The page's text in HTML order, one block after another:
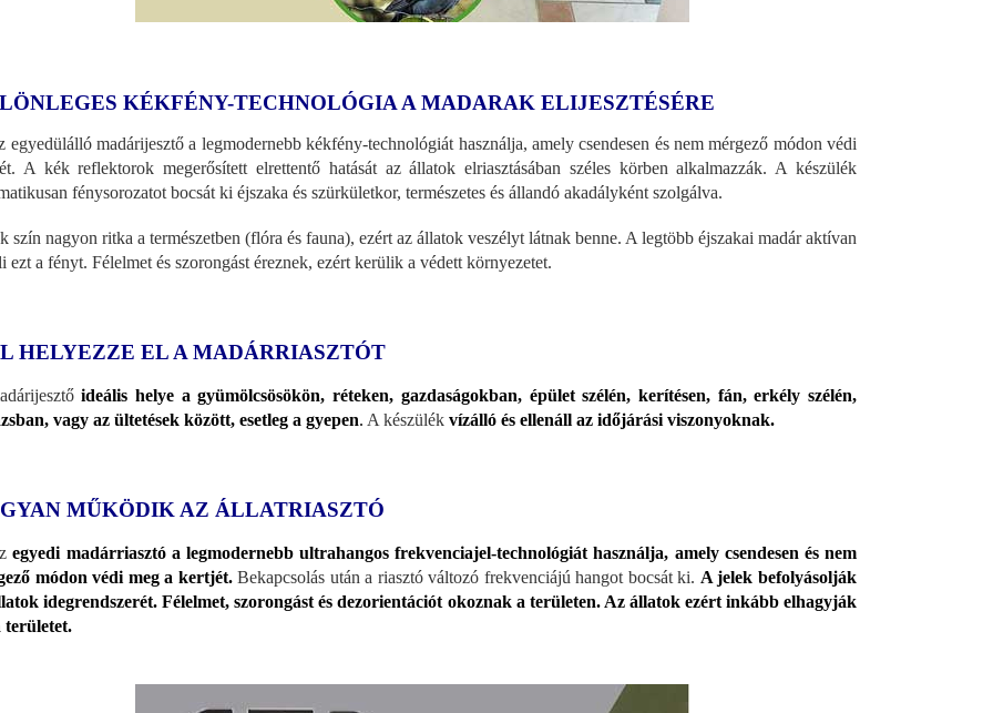
KÉKFÉNY-TECHNOLÓGIA A MADARAK ELIJESZTÉSÉRE
egyedülálló madárijesztő a legmodernebb kékfény-technológiát használja, amely csendesen és nem mérgező módon védi
A kék reflektorok megerősített elrettentő hatását az állatok elriasztásában széles körben alkalmazzák. A készülék
fénysorozatot bocsát ki éjszaka és szürkületkor, természetes és állandó akadályként szolgálva.
szín nagyon ritka a természetben (flóra és fauna), ezért az állatok veszélyt látnak benne. A legtöbb éjszakai madár aktívan
ezt a fényt. Félelmet és szorongást éreznek, ezért kerülik a védett környezetet.
HELYEZZE EL A MADÁRRIASZTÓT
ideális helye a gyümölcsösökön, réteken, gazdaságokban, épület szélén, kerítésen, fán, erkély szélén,
vagy az ültetések között, esetleg a gyepen. A készülék vízálló és ellenáll az időjárási viszonyoknak.
MŰKÖDIK AZ ÁLLATRIASZTÓ
egyedi madárriasztó a legmodernebb ultrahangos frekvenciajel-technológiát használja, amely csendesen és nem
módon védi meg a kertjét. Bekapcsolás után a riasztó változó frekvenciájú hangot bocsát ki. A jelek befolyásolják
idegrendszerét. Félelmet, szorongást és dezorientációt okoznak a területen. Az állatok ezért inkább elhagyják
területet.